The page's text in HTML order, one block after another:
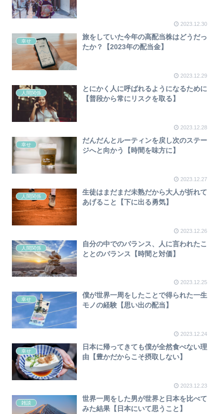
2023.12.30
幸せ
旅をしていた今年の高配当株はどうだっ
たか？【2023年の配当金】
2023.12.29
人間関係
とにかく人に呼ばれるようになるために
【普段から常にリスクを取る】
2023.12.28
幸せ
だんだんとルーティンを戻し次のステー
ジへと向かう【時間を味方に】
2023.12.27
人間関係
生徒はまだまだ未熟だから大人が折れて
あげること【下に出る勇気】
2023.12.26
人間関係
自分の中でのバランス、人に言われたこ
ととのバランス【時間と対価】
2023.12.25
幸せ
僕が世界一周をしたことで得られた一生
モノの経験【思い出の配当】
2023.12.24
幸せ
日本に帰ってきても僕が全然食べない理
由【豊かだからこそ摂取しない】
2023.12.23
雑談
世界一周をした男が世界と日本を比べて
みた結果【日本にいて思うこと】